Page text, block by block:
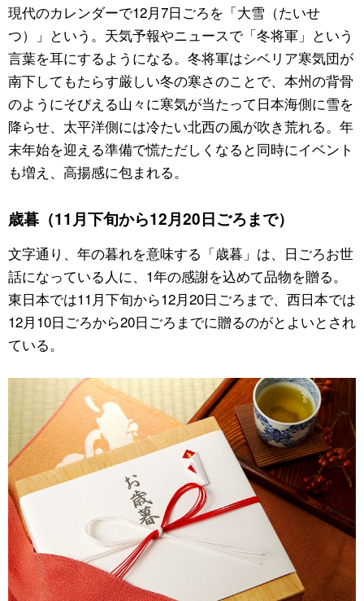
お知らせ
公式SNS
現代のカレンダーで12月7日ごろを「大雪（たいせ
つ）」という。天気予報やニュースで「冬将軍」という
言葉を耳にするようになる。冬将軍はシベリア寒気団が
南下してもたらす厳しい冬の寒さのことで、本州の背骨
のようにそびえる山々に寒気が当たって日本海側に雪を
降らせ、太平洋側には冷たい北西の風が吹き荒れる。年
末年始を迎える準備で慌ただしくなると同時にイベント
も増え、高揚感に包まれる。
歳暮（11月下旬から12月20日ごろまで）
文字通り、年の暮れを意味する「歳暮」は、日ごろお世
話になっている人に、1年の感謝を込めて品物を贈る。
東日本では11月下旬から12月20日ごろまで、西日本では
12月10日ごろから20日ごろまでに贈るのがとよいとされ
ている。